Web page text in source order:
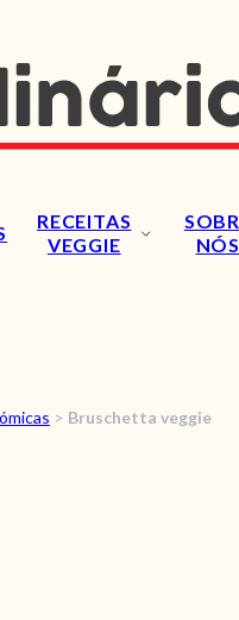
RECEITAS
VEGGIE
NÓS
> Bruschetta veggie